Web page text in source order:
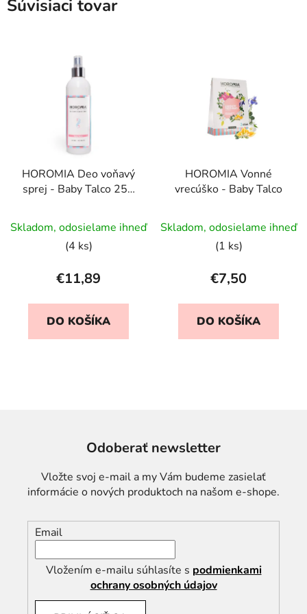
Súvisiaci tovar
HOROMIA Deo voňavý
sprej - Baby Talco 250
Skladom, odosielame ihneď
(4 ks)
€11,89
DO KOŠÍKA
HOROMIA Vonné
vrecúško - Baby Talco
Skladom, odosielame ihneď
(1 ks)
€7,50
DO KOŠÍKA
Odoberať newsletter
Vložte svoj e-mail a my Vám budeme zasielať
informácie o nových produktoch na našom e-shope.
Email
Vložením e-mailu súhlasíte s podmienkami
ochrany osobných údajov